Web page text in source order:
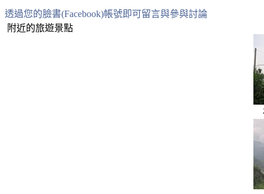
透過您的臉書(Facebook)帳號即可留言與參與討論
附近的旅遊景點